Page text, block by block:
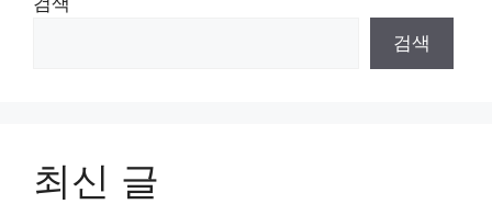
검색
최신 글